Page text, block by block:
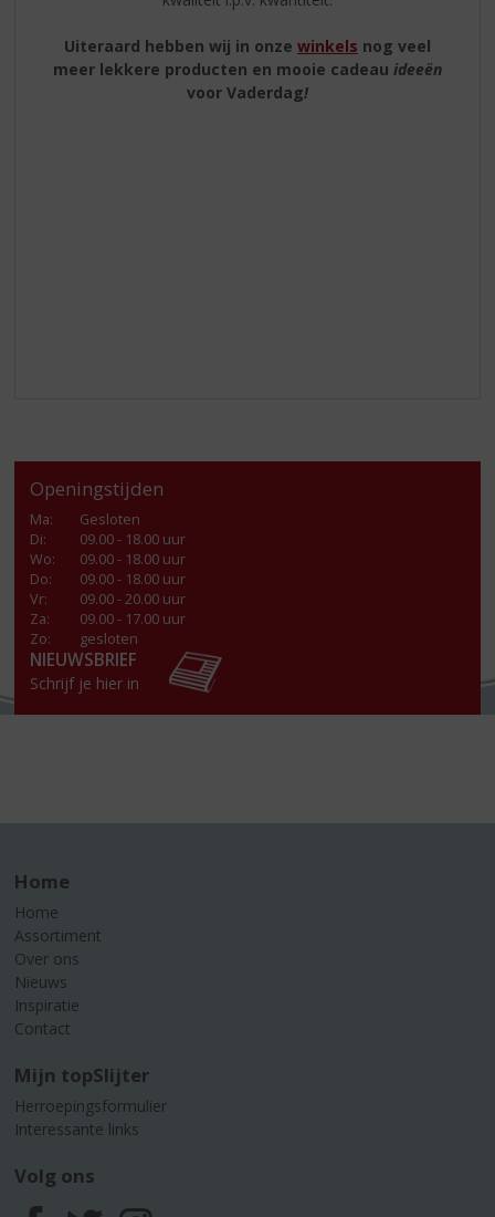
Uiteraard hebben wij in onze winkels nog veel
meer lekkere producten en mooie cadeau ideeën
voor Vaderdag!
Openingstijden
Ma:
Gesloten
Di:
09.00 - 18.00 uur
Wo:
09.00 - 18.00 uur
Do:
09.00 - 18.00 uur
Vr:
09.00 - 20.00 uur
Za:
09.00 - 17.00 uur
Zo:
gesloten
NIEUWSBRIEF
Schrijf je hier in
Home
Home
Assortiment
Over ons
Nieuws
Inspiratie
Contact
Mijn topSlijter
Herroepingsformulier
Interessante links
Volg ons